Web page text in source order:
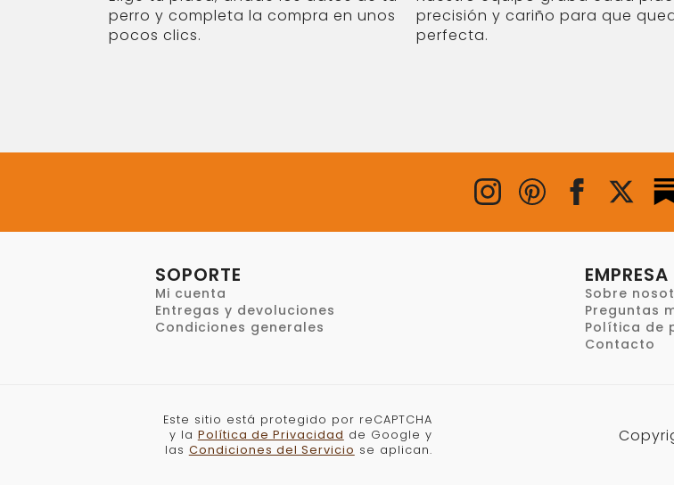
perro y completa la compra en unos
pocos clics.
precisión y cariño para que
perfecta.
SOPORTE
Mi cuenta
Entregas y devoluciones
Condiciones generales
EMPRESA
Sobre
Preguntas
Política de
Contacto
Este sitio está protegido por reCAPTCHA
y la Política de Privacidad de Google y
las Condiciones del Servicio se aplican.